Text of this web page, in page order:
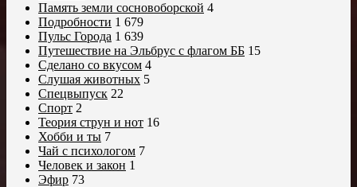
Память земли сосновоборской 4
Подробности 1 679
Пульс Города 1 639
Путешествие на Эльбрус с флагом ББ 15
Сделано со вкусом 4
Слушая животных 5
Спецвыпуск 22
Спорт 2
Теория струн и нот 16
Хобби и ты 7
Чай с психологом 7
Человек и закон 1
Эфир 73